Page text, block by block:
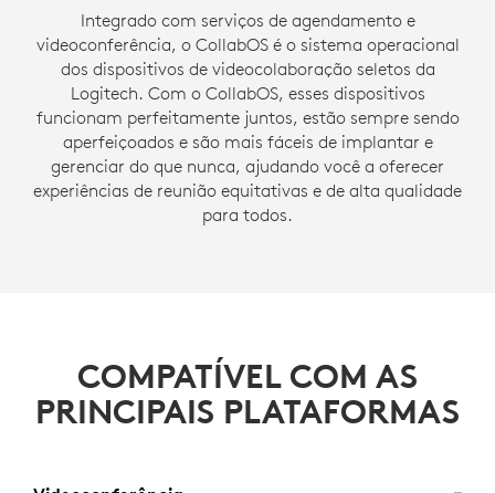
Integrado com serviços de agendamento e
videoconferência, o CollabOS é o sistema operacional
dos dispositivos de videocolaboração seletos da
Logitech. Com o CollabOS, esses dispositivos
funcionam perfeitamente juntos, estão sempre sendo
aperfeiçoados e são mais fáceis de implantar e
gerenciar do que nunca, ajudando você a oferecer
experiências de reunião equitativas e de alta qualidade
para todos.
COMPATÍVEL COM AS
PRINCIPAIS PLATAFORMAS